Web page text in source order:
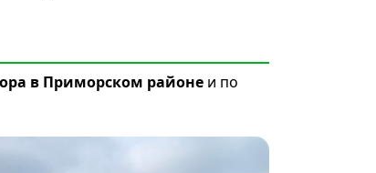
в Приморском районе и по